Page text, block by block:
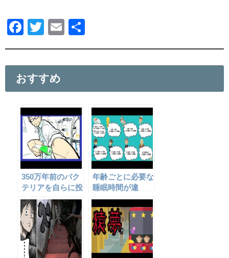
F
e
b
o
o
k
T
er
E
おすすめ
350万年前のバク
テリアを自らに投
与した結果、とん
でもない事に・・
年齢ごとに必要な
睡眠時間が違
う？！